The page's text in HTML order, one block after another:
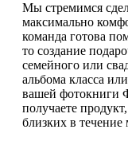
Мы стремимся
максимально
команда готова
то создание
семейного или
альбома класса
вашей фотокниги
получаете
близких в течение